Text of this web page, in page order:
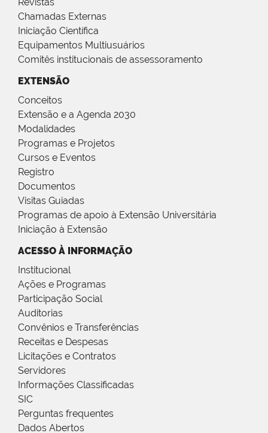
Chamadas Externas
Iniciação Científica
Equipamentos Multiusuários
Comitês institucionais de assessoramento
EXTENSÃO
Conceitos
Extensão e a Agenda 2030
Modalidades
Programas e Projetos
Cursos e Eventos
Registro
Documentos
Visitas Guiadas
Programas de apoio à Extensão Universitária
Iniciação à Extensão
ACESSO À INFORMAÇÃO
Institucional
Ações e Programas
Participação Social
Auditorias
Convênios e Transferências
Receitas e Despesas
Licitações e Contratos
Servidores
Informações Classificadas
SIC
Perguntas frequentes
Dados Abertos